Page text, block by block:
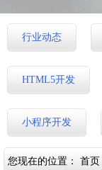
行业动态
HTML5开发
小程序开发
您现在的位置： 首页